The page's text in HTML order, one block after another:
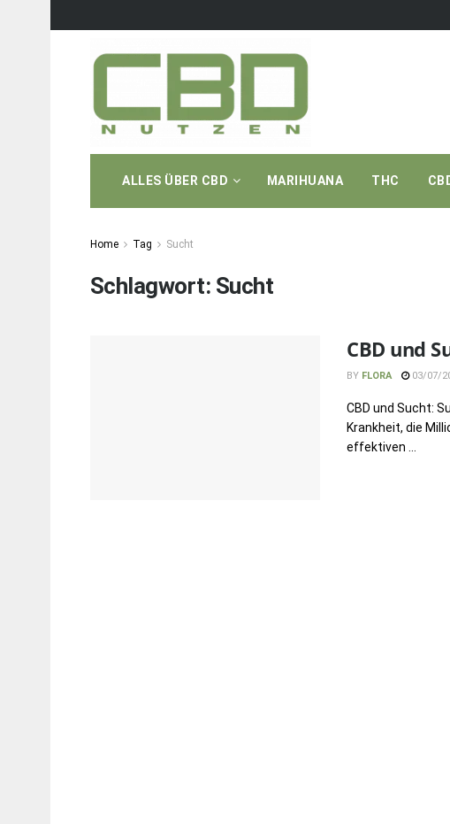
ALLES ÜBER CBD MARIHUANA THC
Home Tag Sucht
Schlagwort: Sucht
CBD und
BY FLORA 03/07/
CBD und Sucht:
Krankheit, die
effektiven ...